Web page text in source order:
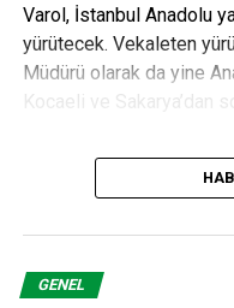
Kastaş Sızdırmazlık
Müdürlüğü’ne BİROL
Varol, İstanbul Anadolu
yürütecek. Vekaleten
Müdürü olarak da yine
Kocaeli ve Sakarya’dan
GENEL